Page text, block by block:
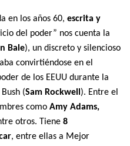
en los años 60, escrita y
del poder” nos cuenta la
Bale), un discreto y silencioso
convirtiéndose en el
de los EEUU durante la
(Sam Rockwell ). Entre el
como Amy Adams,
otros. Tiene 8
, entre ellas a Mejor